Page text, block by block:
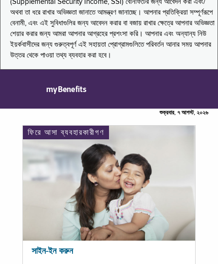
(Supplemental Security Income, SSI) বেনিফিটের জন্য আবেদন করা এবং/
অথবা তা ধরে রাখার অভিজ্ঞতা জানাতে আমন্ত্রণ জানাচ্ছে। আপনার প্রতিক্রিয়া সম্পূর্ণরূপে
বেনামী, এবং এই সুবিধাগুলির জন্য আবেদন করার বা বজায় রাখার ক্ষেত্রে আপনার অভিজ্ঞতা
শেয়ার করার জন্য আমরা আপনার আগ্রহের প্রশংসা করি। আপনার এবং অন্যান্য নিউ
ইয়র্কবাসীদের জন্য গুরুত্বপূর্ণ এই সহায়তা প্রোগ্রামগুলিতে পরিবর্তন আনার সময় আপনার
উত্তর থেকে পাওয়া তথ্য ব্যবহার করা হবে।
myBenefits
শুক্রবার, ৭ আগস্ট, ২০২৬
ফিরে আসা ব্যবহারকারীগণ
সাইন-ইন করুন